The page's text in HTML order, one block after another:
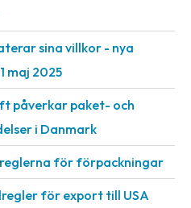
sina villkor - nya
maj 2025
påverkar paket- och
i Danmark
reglerna för förpackningar
för export till USA